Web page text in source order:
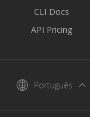
CLI Docs
API Pricing
Português